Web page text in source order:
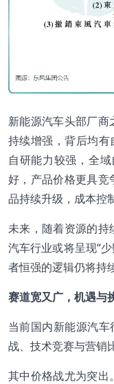
新能源汽车头部厂
持续增强，背后均有
自研能力较强，全
好，产品价格更具竞
品持续升级，成本控
未来，随着资源的持
汽车行业或将呈现“
者恒强的逻辑仍将持续
赛道宽又广，机遇与
当前国内新能源汽车
战、技术竞赛与营销
其中价格战尤为突出